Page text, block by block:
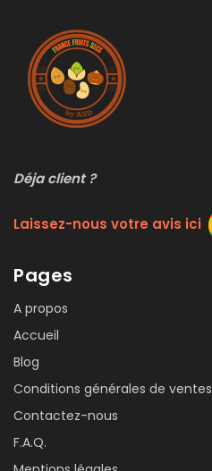
Déja client ?
Laissez-nous votre avis ici
Pages
A propos
Accueil
Blog
Conditions générales de ventes
Contactez-nous
F.A.Q.